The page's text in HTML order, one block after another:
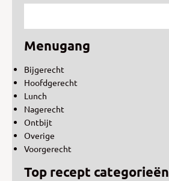
Menugang
Bijgerecht
Hoofdgerecht
Lunch
Nagerecht
Ontbijt
Overige
Voorgerecht
Top recept categorieën